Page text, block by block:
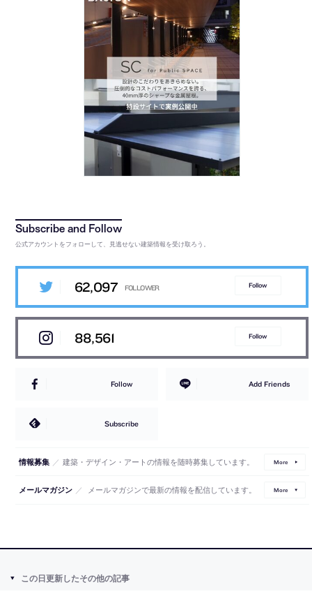
公式アカウントをフォローして、見逃せない建築情報を受け取ろう。
62,097 Follow
88,561 Follow
Follow Add Friends
Subscribe
情報募集 ／ 建築・デザイン・アートの情報を随時募集しています。 More
メールマガジン ／ メールマガジンで最新の情報を配信しています。 More
この日更新したその他の記事